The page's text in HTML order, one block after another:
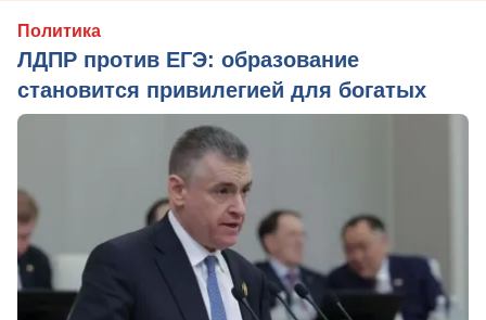
Политика
ЛДПР против ЕГЭ: образование
становится привилегией для богатых